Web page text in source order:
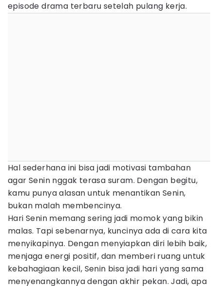
episode drama terbaru setelah pulang kerja.
Hal sederhana ini bisa jadi motivasi tambahan
agar Senin nggak terasa suram. Dengan begitu,
kamu punya alasan untuk menantikan Senin,
bukan malah membencinya.
Hari Senin memang sering jadi momok yang bikin
malas. Tapi sebenarnya, kuncinya ada di cara kita
menyikapinya. Dengan menyiapkan diri lebih baik,
menjaga energi positif, dan memberi ruang untuk
kebahagiaan kecil, Senin bisa jadi hari yang sama
menyenangkannya dengan akhir pekan. Jadi, apa